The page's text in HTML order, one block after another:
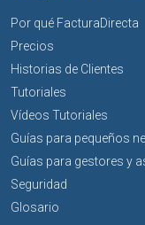
Por qué FacturaDirecta
Precios
Historias de Clientes
Tutoriales
Vídeos Tutoriales
Guías para pequeños
Guías para gestores y
Seguridad
Glosario